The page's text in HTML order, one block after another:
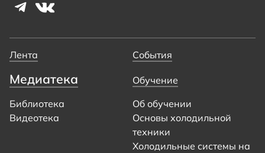
Лента События
Медиатека
Библиотека
Видеотека
Обучение
Об обучении
Основы холодильной
техники
Холодильные системы на